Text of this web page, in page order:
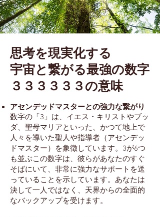
思考を現実化する
宇宙と繋がる最強の数字
３３３３３３の意味
アセンデッドマスターとの強力な繋がり
数字の「3」は、イエス・キリストやブッ
ダ、聖母マリアといった、かつて地上で
人々を導いた聖人や指導者（アセンデッ
ドマスター）を象徴しています。3が6つ
も並ぶこの数字は、彼らがあなたのすぐ
そばにいて、非常に強力なサポートを送
っていることを示しています。あなたは
決して一人ではなく、天界からの全面的
なバックアップを受けます。